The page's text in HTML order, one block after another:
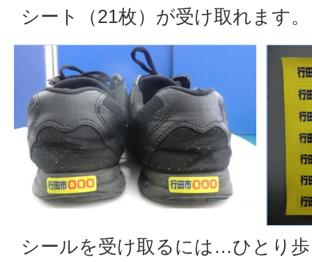
シート（21枚）が受け取れます。
シールを受け取るには…ひとり